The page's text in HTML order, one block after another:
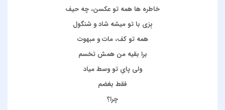
خاطره ها همه تو عکسن، چه حیف
بِزی با تو میشه شاد و شنگول
همه تو کف، مات و مبهوت
برا بقیه من همش تخسم
ولی پایِ تو وسط میاد
فقط بغضم
چرا؟